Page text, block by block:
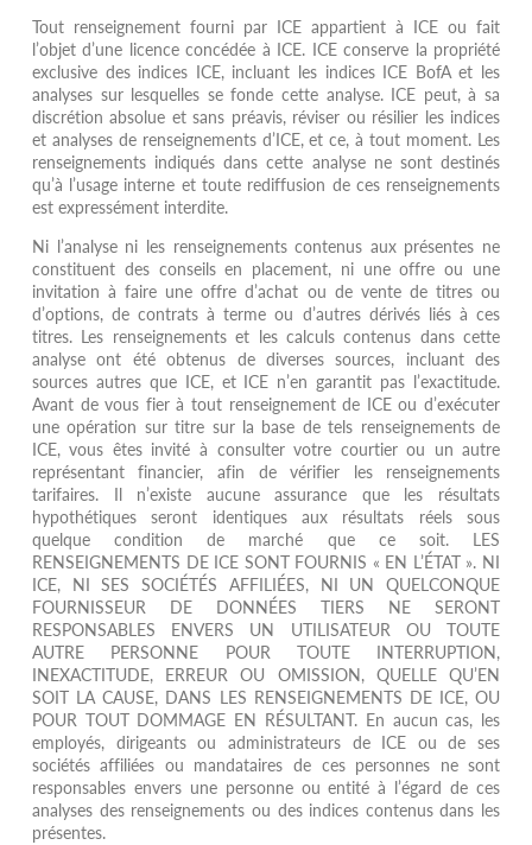
Tout renseignement fourni par ICE appartient à ICE ou fait
l’objet d’une licence concédée à ICE. ICE conserve la propriété
exclusive des indices ICE, incluant les indices ICE BofA et les
analyses sur lesquelles se fonde cette analyse. ICE peut, à sa
discrétion absolue et sans préavis, réviser ou résilier les indices
et analyses de renseignements d’ICE, et ce, à tout moment. Les
renseignements indiqués dans cette analyse ne sont destinés
qu’à l’usage interne et toute rediffusion de ces renseignements
est expressément interdite.
Ni l’analyse ni les renseignements contenus aux présentes ne
constituent des conseils en placement, ni une offre ou une
invitation à faire une offre d’achat ou de vente de titres ou
d’options, de contrats à terme ou d’autres dérivés liés à ces
titres. Les renseignements et les calculs contenus dans cette
analyse ont été obtenus de diverses sources, incluant des
sources autres que ICE, et ICE n’en garantit pas l’exactitude.
Avant de vous fier à tout renseignement de ICE ou d’exécuter
une opération sur titre sur la base de tels renseignements de
ICE, vous êtes invité à consulter votre courtier ou un autre
représentant financier, afin de vérifier les renseignements
tarifaires. Il n’existe aucune assurance que les résultats
hypothétiques seront identiques aux résultats réels sous
quelque condition de marché que ce soit. LES
RENSEIGNEMENTS DE ICE SONT FOURNIS « EN L’ÉTAT ». NI
ICE, NI SES SOCIÉTÉS AFFILIÉES, NI UN QUELCONQUE
FOURNISSEUR DE DONNÉES TIERS NE SERONT
RESPONSABLES ENVERS UN UTILISATEUR OU TOUTE
AUTRE PERSONNE POUR TOUTE INTERRUPTION,
INEXACTITUDE, ERREUR OU OMISSION, QUELLE QU’EN
SOIT LA CAUSE, DANS LES RENSEIGNEMENTS DE ICE, OU
POUR TOUT DOMMAGE EN RÉSULTANT. En aucun cas, les
employés, dirigeants ou administrateurs de ICE ou de ses
sociétés affiliées ou mandataires de ces personnes ne sont
responsables envers une personne ou entité à l’égard de ces
analyses des renseignements ou des indices contenus dans les
présentes.